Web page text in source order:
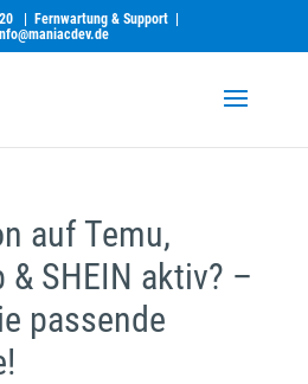
Fernwartung & Support
auf Temu,
& SHEIN aktiv? –
passende